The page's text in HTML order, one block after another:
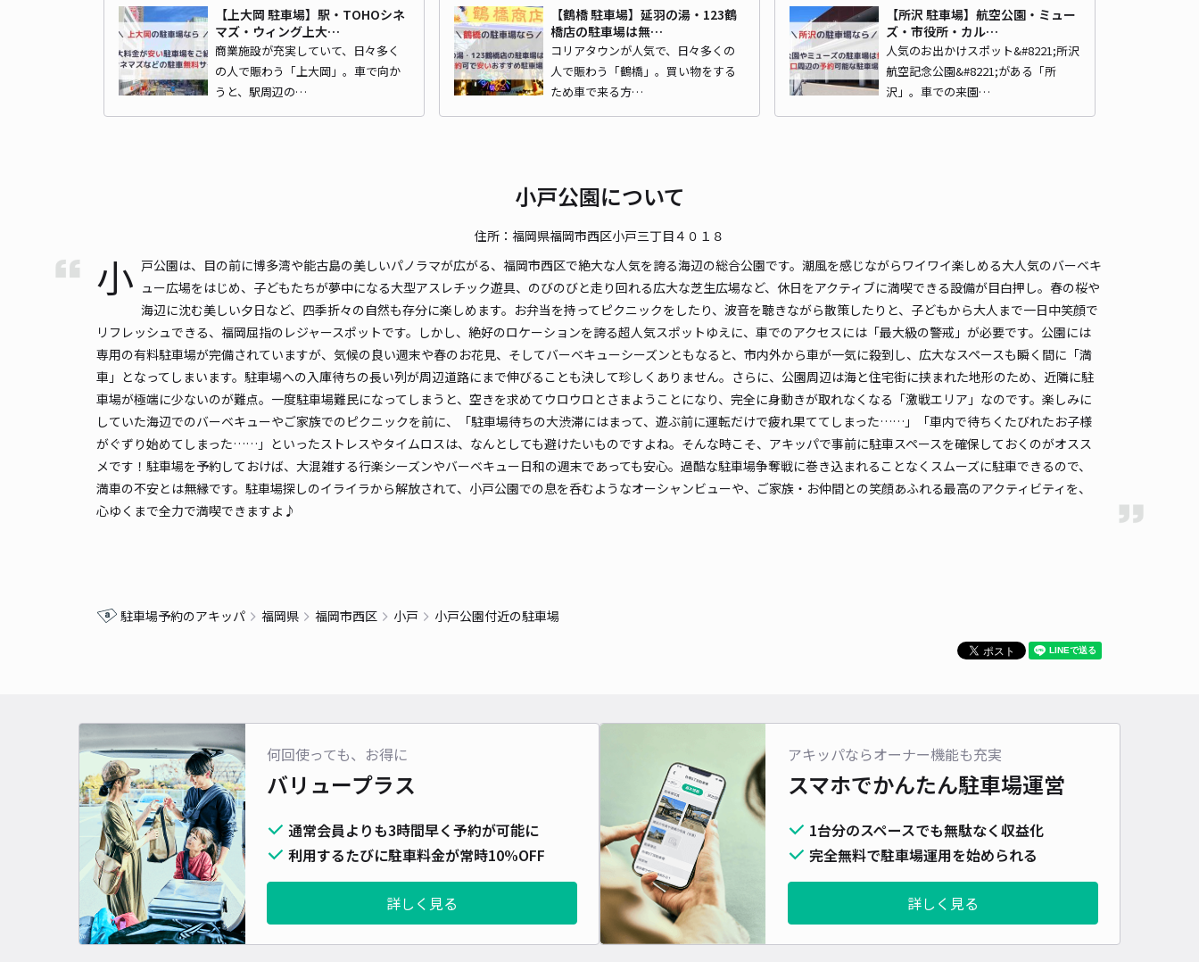
【上大岡 駐車場】駅・TOHOシネ
マズ・ウィング上大…
商業施設が充実していて、日々多く
の人で賑わう「上大岡」。車で向か
うと、駅周辺の…
【鶴橋 駐車場】延羽の湯・123鶴
橋店の駐車場は無…
コリアタウンが人気で、日々多くの
人で賑わう「鶴橋」。買い物をする
ため車で来る方…
【所沢 駐車場】航空公園・ミュー
ズ・市役所・カル…
人気のお出かけスポット&#8221;所沢
航空記念公園&#8221;がある「所
沢」。車での来園…
小戸公園について
住所：福岡県福岡市西区小戸三丁目４０１８
小 戸公園は、目の前に博多湾や能古島の美しいパノラマが広がる、福岡市西区で絶大な人気を誇る海辺の総合公園です。潮風を感じながらワイワイ楽しめる大人気のバーベキ
ュー広場をはじめ、子どもたちが夢中になる大型アスレチック遊具、のびのびと走り回れる広大な芝生広場など、休日をアクティブに満喫できる設備が目白押し。春の桜や
海辺に沈む美しい夕日など、四季折々の自然も存分に楽しめます。お弁当を持ってピクニックをしたり、波音を聴きながら散策したりと、子どもから大人まで一日中笑顔で
リフレッシュできる、福岡屈指のレジャースポットです。しかし、絶好のロケーションを誇る超人気スポットゆえに、車でのアクセスには「最大級の警戒」が必要です。公園には
専用の有料駐車場が完備されていますが、気候の良い週末や春のお花見、そしてバーベキューシーズンともなると、市内外から車が一気に殺到し、広大なスペースも瞬く間に「満
車」となってしまいます。駐車場への入庫待ちの長い列が周辺道路にまで伸びることも決して珍しくありません。さらに、公園周辺は海と住宅街に挟まれた地形のため、近隣に駐
車場が極端に少ないのが難点。一度駐車場難民になってしまうと、空きを求めてウロウロとさまようことになり、完全に身動きが取れなくなる「激戦エリア」なのです。楽しみに
していた海辺でのバーベキューやご家族でのピクニックを前に、「駐車場待ちの大渋滞にはまって、遊ぶ前に運転だけで疲れ果ててしまった……」「車内で待ちくたびれたお子様
がぐずり始めてしまった……」といったストレスやタイムロスは、なんとしても避けたいものですよね。そんな時こそ、アキッパで事前に駐車スペースを確保しておくのがオスス
メです！駐車場を予約しておけば、大混雑する行楽シーズンやバーベキュー日和の週末であっても安心。過酷な駐車場争奪戦に巻き込まれることなくスムーズに駐車できるので、
満車の不安とは無縁です。駐車場探しのイライラから解放されて、小戸公園での息を呑むようなオーシャンビューや、ご家族・お仲間との笑顔あふれる最高のアクティビティを、
心ゆくまで全力で満喫できますよ♪
駐車場予約のアキッパ 福岡県 福岡市西区 小戸 小戸公園付近の駐車場
何回使っても、お得に
バリュープラス
通常会員よりも3時間早く予約が可能に
利用するたびに駐車料金が常時10%OFF
詳しく見る
アキッパならオーナー機能も充実
スマホでかんたん駐車場運営
1台分のスペースでも無駄なく収益化
完全無料で駐車場運用を始められる
詳しく見る